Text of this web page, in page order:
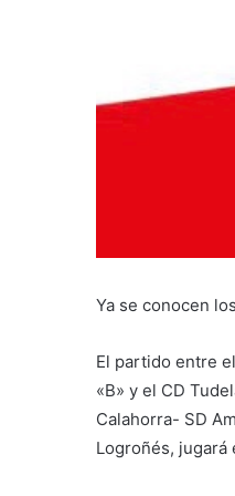
Ya se conocen
El partido entre
«B» y el CD
Calahorra- SD
Logroñés, jugará